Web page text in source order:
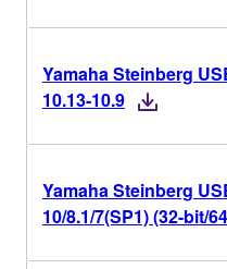
Yamaha Steinberg
10.13-10.9
Yamaha Steinberg
10/8.1/7(SP1) (32-bit/